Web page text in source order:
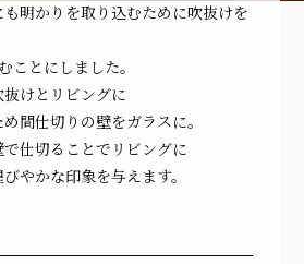
明かりを取り込むために吹抜けを
ことにしました。
けとリビングに
間仕切りの壁をガラスに。
仕切ることでリビングに
やかな印象を与えます。